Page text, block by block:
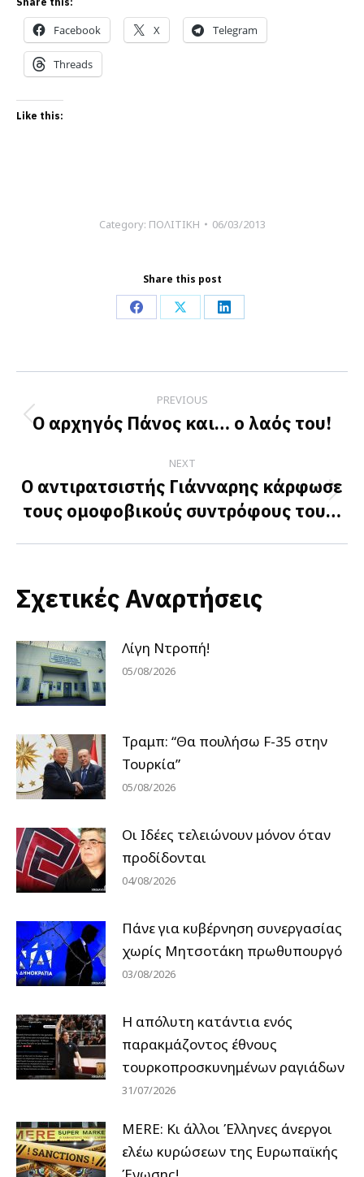
Facebook X Telegram
Threads
Like this:
Category: ΠΟΛΙΤΙΚΗ 06/03/2013
Share this post
Share
Facebook
Share
X
Share
LinkedIn
navigation
PREVIOUS
Previous
Ο αρχηγός Πάνος και… ο λαός του!
NEXT
Next
post:
Ο αντιρατσιστής Γιάνναρης κάρφωσε
τους ομοφοβικούς συντρόφους του…
Σχετικές Αναρτήσεις
Λίγη Ντροπή!
05/08/2026
Τραμπ: “Θα πουλήσω F-35 στην
Τουρκία”
05/08/2026
Οι Ιδέες τελειώνουν μόνον όταν
προδίδονται
04/08/2026
Πάνε για κυβέρνηση συνεργασίας
χωρίς Μητσοτάκη πρωθυπουργό
03/08/2026
Η απόλυτη κατάντια ενός
παρακμάζοντος έθνους
τουρκοπροσκυνημένων ραγιάδων
31/07/2026
MERE: Κι άλλοι Έλληνες άνεργοι
ελέω κυρώσεων της Ευρωπαϊκής